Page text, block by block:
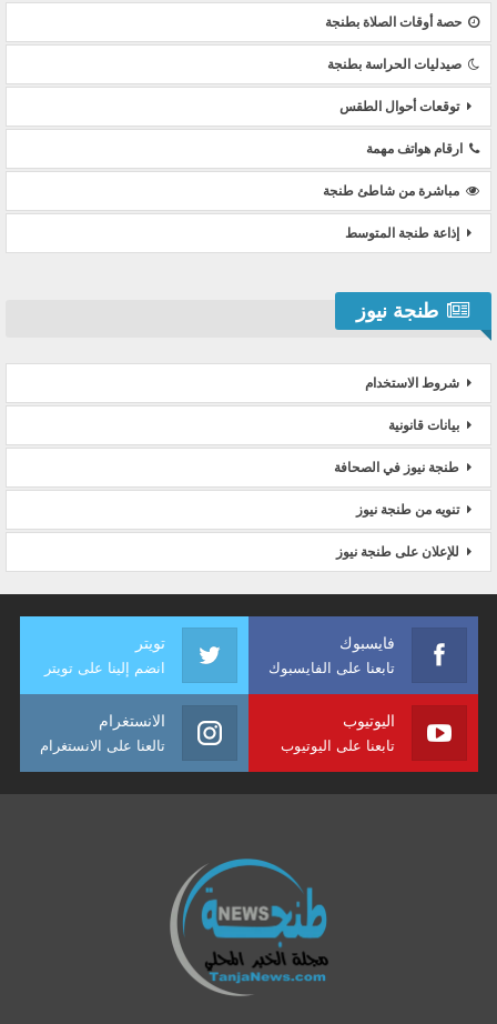
حصة أوقات الصلاة بطنجة
صيدليات الحراسة بطنجة
توقعات أحوال الطقس
ارقام هواتف مهمة
مباشرة من شاطئ طنجة
إذاعة طنجة المتوسط
طنجة نيوز
شروط الاستخدام
بيانات قانونية
طنجة نيوز في الصحافة
تنويه من طنجة نيوز
للإعلان على طنجة نيوز
فايسبوك
تابعنا على الفايسبوك
تويتر
انضم إلينا على تويتر
اليوتيوب
تابعنا على اليوتيوب
الانستغرام
تالعنا على الانستغرام